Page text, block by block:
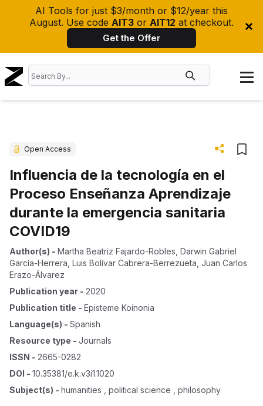
AI Tools for just $3/month or $12/year this
August. Use code AIT3 or AIT12 at checkout.
Get the Offer
Open Access
Influencia de la tecnología en el
Proceso Enseñanza Aprendizaje
durante la emergencia sanitaria
COVID19
Author(s) - Martha Beatriz Fajardo-Robles Darwin Gabriel
García-Herrera Luis Bolívar Cabrera-Berrezueta Juan Carlos
Erazo-Álvarez
Publication year - 2020
Publication title - Episteme Koinonia
Language(s) - Spanish
Resource type - Journals
ISSN - 2665-0282
DOI - 10.35381/e.k.v3i1.1020
Subject(s) - humanities , political science , philosophy